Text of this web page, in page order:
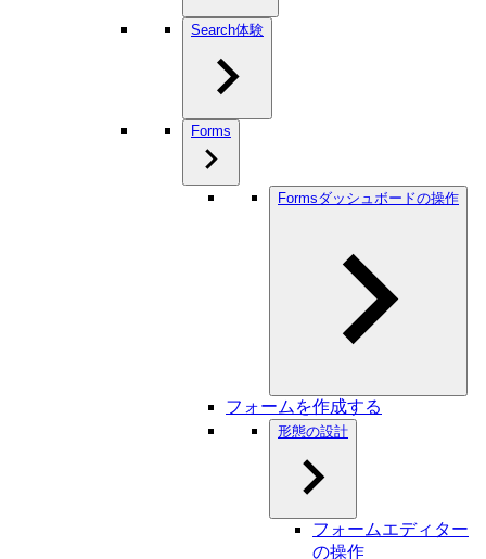
Search体験
Forms
Formsダッシュボードの操作
フォームを作成する
形態の設計
フォームエディター
の操作